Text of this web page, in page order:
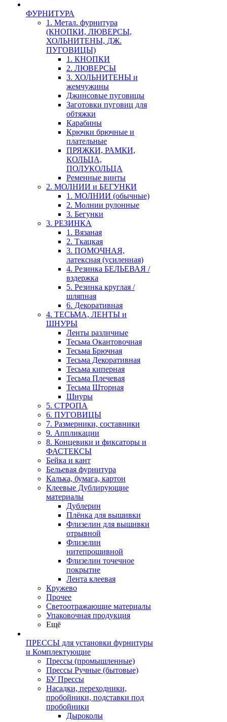
ФУРНИТУРА
1. Метал. фурнитура
(КНОПКИ, ЛЮВЕРСЫ,
ХОЛЬНИТЕНЫ, ДЖ.
ПУГОВИЦЫ)
1. КНОПКИ
2. ЛЮВЕРСЫ
3. ХОЛЬНИТЕНЫ и
жемчужины
Джинсовые пуговицы
Заготовки пуговиц для
обтяжки
Карабины
Крючки брючные и
плательные
ПРЯЖКИ, РАМКИ,
КОЛЬЦА,
ПОЛУКОЛЬЦА
Ременные винты
2. МОЛНИИ и БЕГУНКИ
1. МОЛНИИ (обычные)
2. Молнии рулонные
3. Бегунки
3. РЕЗИНКА
1. Вязаная
2. Ткацкая
3. ПОМОЧНАЯ,
латексная (усиленная)
4. Резинка БЕЛЬЕВАЯ /
вздержка
5. Резинка круглая /
шляпная
6. Декоративная
4. ТЕСЬМА, ЛЕНТЫ и
ШНУРЫ
Ленты различные
Тесьма Окантовочная
Тесьма Брючная
Тесьма Декоративная
Тесьма киперная
Тесьма Плечевая
Тесьма Шторная
Шнуры
5. СТРОПА
6. ПУГОВИЦЫ
7. Размерники, составники
9. Аппликации
8. Концевики и фиксаторы и
ФАСТЕКСЫ
Бейка и кант
Бельевая фурнитура
Калька, бумага, картон
Клеевые Дублирующие
материалы
Дублерин
Плёнка для вышивки
Флизелин для вышивки
отрывной
Флизелин
нитепрошивной
Флизелин точечное
покрытие
Лента клеевая
Кружево
Прочее
Светоотражающие материалы
Упаковочная продукция
Ещё
ПРЕССЫ для установки фурнитуры
и Комплектующие
Прессы (промышленные)
Прессы Ручные (бытовые)
БУ Прессы
Насадки, переходники,
пробойники, подставки под
пробойники
Дыроколы